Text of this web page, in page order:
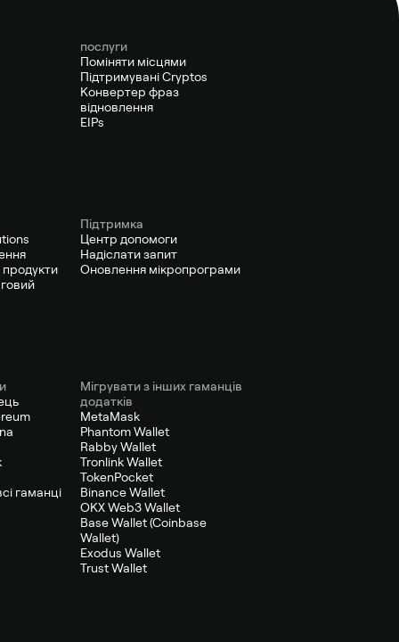
послуги
Поміняти місцями
Підтримувані Cryptos
Конвертер фраз
відновлення
EIPs
Підтримка
Центр допомоги
Надіслати запит
Оновлення мікропрограми
гаманці
Мігрувати з інших гаманців
додатків
MetaMask
Phantom Wallet
Rabby Wallet
Tronlink Wallet
TokenPocket
Binance Wallet
OKX Web3 Wallet
Base Wallet (Coinbase
Wallet)
Exodus Wallet
Trust Wallet